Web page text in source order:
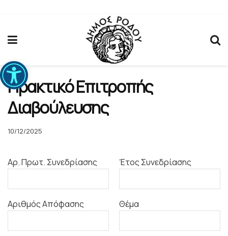
Ανοίξτε τη γραμμή εργαλείων
Πρακτικό Επιτροπής
Διαβούλευσης
10/12/2025
Αρ. Πρωτ. Συνεδρίασης Έτος Συνεδρίασης
Αριθμός Απόφασης Θέμα